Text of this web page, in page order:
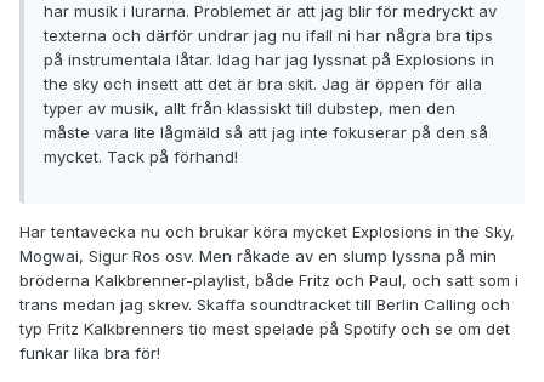
har musik i lurarna. Problemet är att jag blir för medryckt av
texterna och därför undrar jag nu ifall ni har några bra tips
på instrumentala låtar. Idag har jag lyssnat på Explosions in
the sky och insett att det är bra skit. Jag är öppen för alla
typer av musik, allt från klassiskt till dubstep, men den
måste vara lite lågmäld så att jag inte fokuserar på den så
mycket. Tack på förhand!
Har tentavecka nu och brukar köra mycket Explosions in the Sky,
Mogwai, Sigur Ros osv. Men råkade av en slump lyssna på min
bröderna Kalkbrenner-playlist, både Fritz och Paul, och satt som i
trans medan jag skrev. Skaffa soundtracket till Berlin Calling och
typ Fritz Kalkbrenners tio mest spelade på Spotify och se om det
funkar lika bra för!